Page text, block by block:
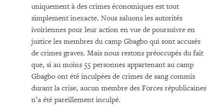
uniquement à des crimes économiques est tout
simplement inexacte. Nous saluons les autorités
ivoiriennes pour leur action en vue de poursuivre en
justice les membres du camp Gbagbo qui sont accusés
de crimes graves. Mais nous restons préoccupés du fait
que, si au moins 55 personnes appartenant au camp
Gbagbo ont été inculpées de crimes de sang commis
durant la crise, aucun membre des Forces républicaines
n’a été pareillement inculpé.